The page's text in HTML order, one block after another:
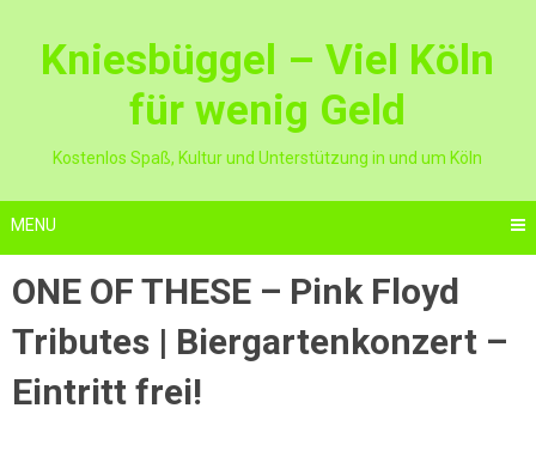
contentKniesbüggel – Viel Köln
für wenig Geld
Kostenlos Spaß, Kultur und Unterstützung in und um Köln
MENU
ONE OF THESE – Pink Floyd
Tributes | Biergartenkonzert –
Eintritt frei!